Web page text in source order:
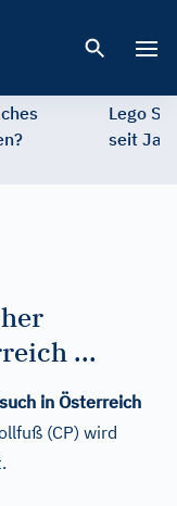
Lego
seit
...
in Österreich
(CP) wird